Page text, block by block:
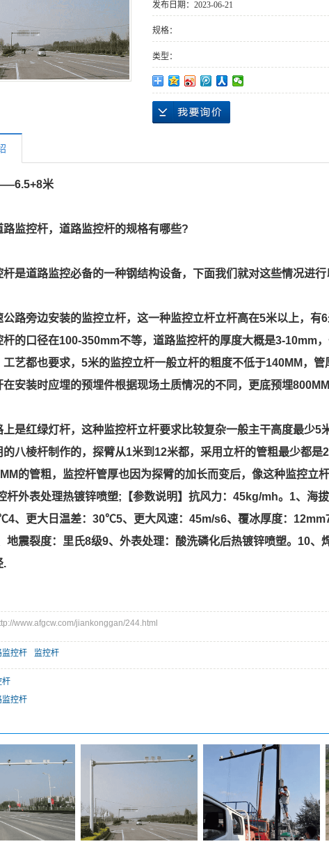
发布日期： 2023-06-21
规格：
类型：
米
路监控杆，道路监控杆的规格有哪些?
杆是道路监控必备的一种钢结构设备，下面我们就对这些情况进行
公路旁边安装的监控立杆，这一种监控立杆立杆高在5米以上，
杆的口径在100-350mm不等，道路监控杆的厚度大概是3-10mm
工艺都也要求，5米的监控立杆一般立杆的粗度不低于140MM，
在安装时应埋的预埋件根据现场土质情况的不同，更底预埋
上是红绿灯杆，这种监控杆立杆要求比较复杂一般主干高度最少
的八棱杆制作的，探臂从1米到12米都，采用立杆的管粗最少都
的管粗，监控杆管厚也因为探臂的加长而变后，像这种监控立
杆外表处理热镀锌喷塑;【参数说明】抗风力：45kg/mh。1、海
、更大日温差：30℃5、更大风速：45m/s6、覆冰厚度：
震裂度：里氏8级9、外表处理：酸洗磷化后热镀锌喷塑。10、
.
www.afgcw.com/jiankonggan/244.html
监控杆 监控杆
杆
监控杆